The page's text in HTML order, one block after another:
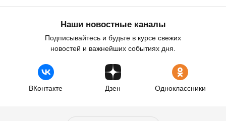
Наши новостные каналы
Подписывайтесь и будьте в курсе свежих
новостей и важнейших событиях дня.
ВКонтакте Дзен Одноклассники